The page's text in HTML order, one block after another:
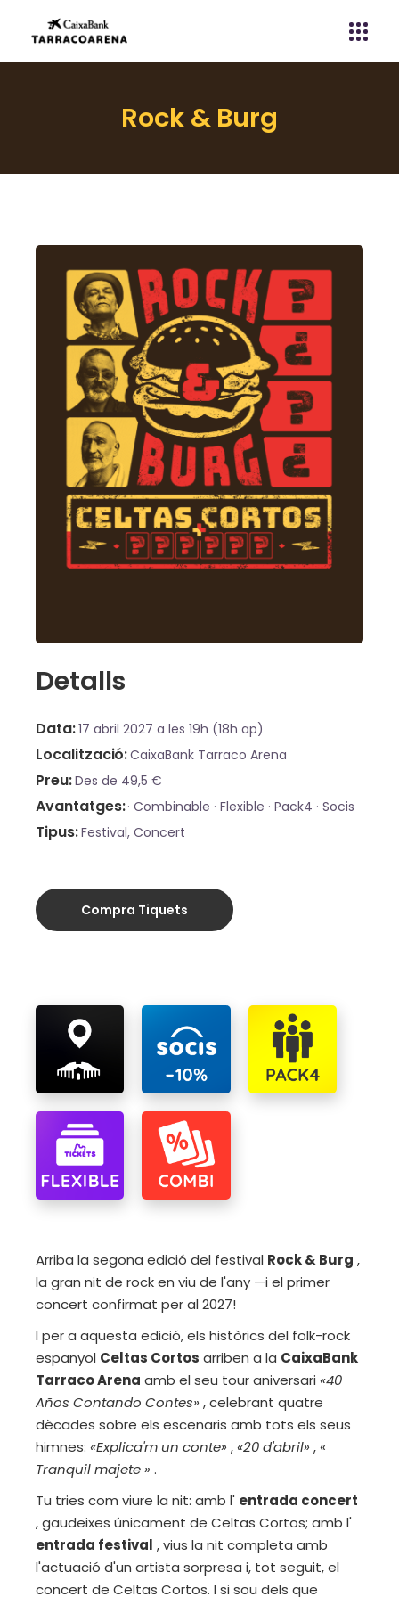
Rock & Burg
Detalls
Data 17 abril 2027 a les 19h (18h ap)
Localització CaixaBank Tarraco Arena
Preu Des de 49,5 €
Avantatges · Combinable · Flexible · Pack4 · Socis
Tipus Festival, Concert
Compra Tiquets
Arriba la segona edició del festival Rock & Burg ,
la gran nit de rock en viu de l'any —i el primer
concert confirmat per al 2027!
I per a aquesta edició, els històrics del folk-rock
espanyol Celtas Cortos arriben a la CaixaBank
Tarraco Arena amb el seu tour aniversari«40
Años Contando Contes», celebrant quatre
dècades sobre els escenaris amb tots els seus
himnes:«Explica'm un conte»,«20 d'abril», «
Tranquil majete ».
Tu tries com viure la nit: amb l' entrada concert
, gaudeixes únicament de Celtas Cortos; amb l'
entrada festival , vius la nit completa amb
l'actuació d'un artista sorpresa i, tot seguit, el
concert de Celtas Cortos. I si sou dels que